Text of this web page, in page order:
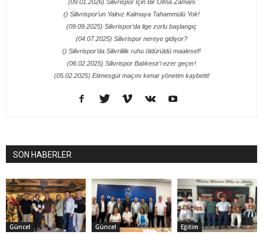
(09.01.2026) Silivrispor İçin Bir Olma Zamanı
() Silivrispor’un Yalnız Kalmaya Tahammülü Yok!
(09.09.2025) Silivrispor’da lige zorlu başlangıç
(04.07.2025) Silivrispor nereye gidiyor?
() Silivrispor’da Silivrililik ruhu öldürüldü maalesef!
(06.02.2025) Silivrispor Balıkesir'i ezer geçer!
(05.02.2025) Etimesgut maçını kenar yönetim kaybetti!
SON HABERLER
Güncel Güncel Eğitim